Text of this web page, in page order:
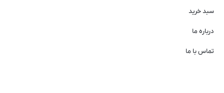
سبد خرید
درباره ما
تماس با ما